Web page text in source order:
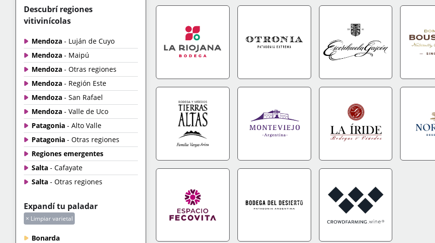
Descubrí regiones
vitivinícolas
Mendoza - Luján de Cuyo
Mendoza - Maipú
Mendoza - Otras regiones
Mendoza - Región Este
Mendoza - San Rafael
Mendoza - Valle de Uco
Patagonia - Alto Valle
Patagonia - Otras regiones
Regiones emergentes
Salta - Cafayate
Salta - Otras regiones
Expandí tu paladar
× Limpiar varietal
Bonarda
IR A TIENDA +INFO IR A TIENDA +INFO IR A TIENDA +INFO IR A
IR A TIENDA +INFO IR A TIENDA +INFO IR A TIENDA +INFO IR A
IR A TIENDA +INFO IR A TIENDA +INFO IR A TIENDA +INFO